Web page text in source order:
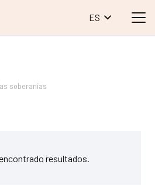
ES
soberanías
resultados.